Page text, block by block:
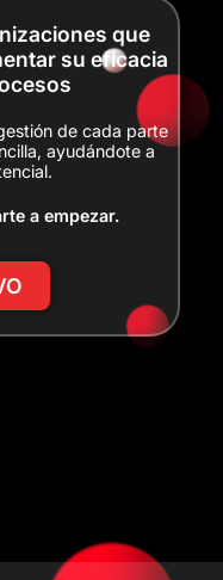
que
su eficacia
de cada parte
ayudándote a
a empezar.